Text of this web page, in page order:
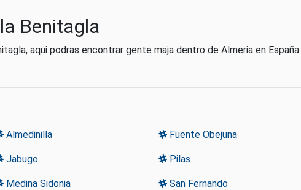
Benitagla
aqui podras encontrar gente maja dentro de Almeria en España.
Almedinilla Fuente Obejuna
Jabugo Pilas
Medina Sidonia San Fernando